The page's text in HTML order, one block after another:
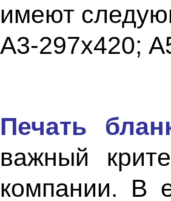
имеют
A3-297x420;
Печать
важный
компании. В